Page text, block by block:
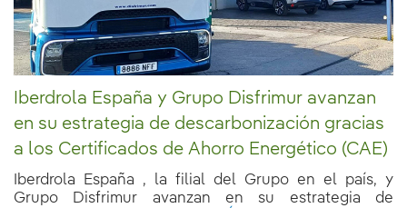
Iberdrola España y Grupo Disfrimur avanzan
en su estrategia de descarbonización gracias
a los Certificados de Ahorro Energético (CAE)
Iberdrola España , la filial del Grupo en el país, y
Grupo Disfrimur avanzan en su estrategia de